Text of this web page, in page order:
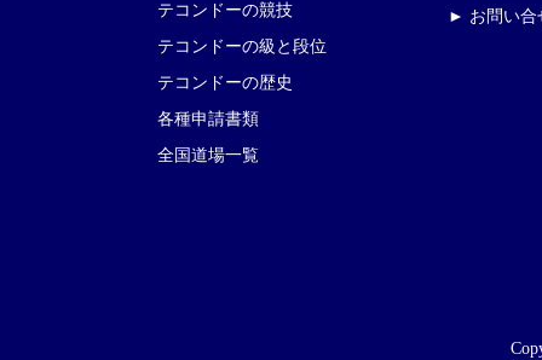
テコンドーの競技
テコンドーの級と段位
テコンドーの歴史
各種申請書類
全国道場一覧
► お問い合